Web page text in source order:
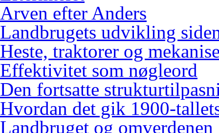
Arven efter Anders
Landbrugets udvikling
Heste, traktorer og
Effektivitet som nøgleord
Den fortsatte
Hvordan det gik 1900-
Landbruget og omverdenen